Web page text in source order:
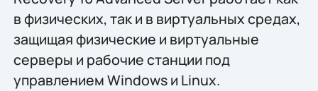
в физических, так и в виртуальных средах,
защищая физические и виртуальные
серверы и рабочие станции под
управлением Windows и Linux.